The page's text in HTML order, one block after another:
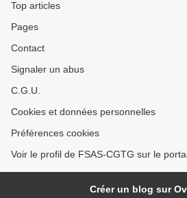
Top articles
Pages
Contact
Signaler un abus
C.G.U.
Cookies et données personnelles
Préférences cookies
Voir le profil de FSAS-CGTG sur le
Créer un blog sur